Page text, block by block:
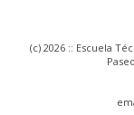
(c) 2026 :: Escuela